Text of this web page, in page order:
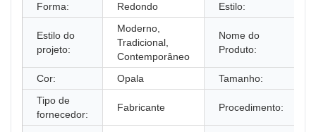
Forma:
Redondo Estilo:
Estilo do
projeto:
Moderno,
Tradicional,
Contemporâneo
Nome do
Produto:
Cor: Opala Tamanho:
Tipo de
fornecedor:
Fabricante Procedimento: